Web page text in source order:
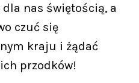
nas świętością, a
czuć się
kraju i żądać
przodków!